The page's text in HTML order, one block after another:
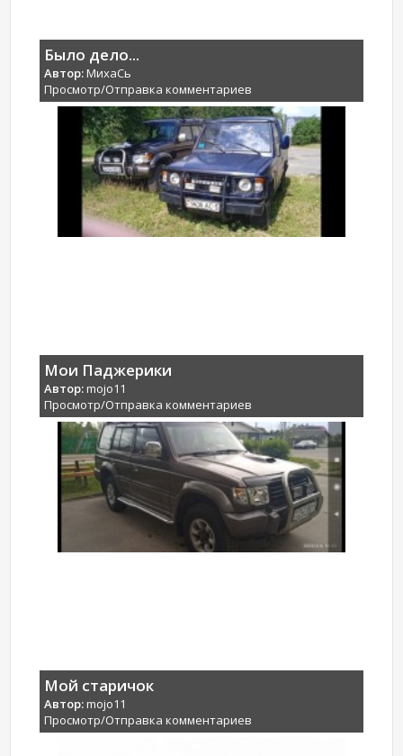
Было дело...
Автор:МихаCь
Просмотр/Отправка комментариев
Мои Паджерики
Автор:mojo11
Просмотр/Отправка комментариев
Мой старичок
Автор:mojo11
Просмотр/Отправка комментариев